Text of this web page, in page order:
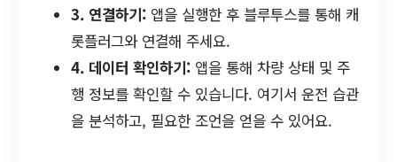
3. 연결하기: 앱을 실행한 후 블루투스를 통해 캐
롯플러그와 연결해 주세요.
4. 데이터 확인하기: 앱을 통해 차량 상태 및 주
행 정보를 확인할 수 있습니다. 여기서 운전 습관
을 분석하고, 필요한 조언을 얻을 수 있어요.